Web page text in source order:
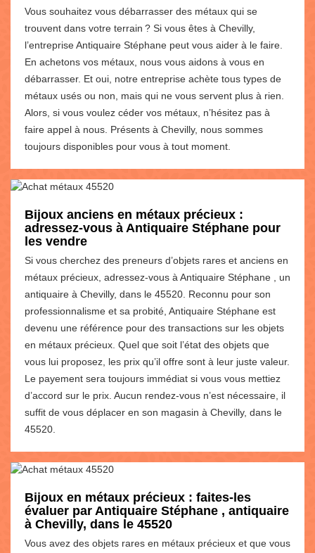
Vous souhaitez vous débarrasser des métaux qui se
trouvent dans votre terrain ? Si vous êtes à Chevilly,
l’entreprise Antiquaire Stéphane peut vous aider à le faire.
En achetons vos métaux, nous vous aidons à vous en
débarrasser. Et oui, notre entreprise achète tous types de
métaux usés ou non, mais qui ne vous servent plus à rien.
Alors, si vous voulez céder vos métaux, n’hésitez pas à
faire appel à nous. Présents à Chevilly, nous sommes
toujours disponibles pour vous à tout moment.
Bijoux anciens en métaux précieux :
adressez-vous à Antiquaire Stéphane pour
les vendre
Si vous cherchez des preneurs d’objets rares et anciens en
métaux précieux, adressez-vous à Antiquaire Stéphane , un
antiquaire à Chevilly, dans le 45520. Reconnu pour son
professionnalisme et sa probité, Antiquaire Stéphane est
devenu une référence pour des transactions sur les objets
en métaux précieux. Quel que soit l’état des objets que
vous lui proposez, les prix qu’il offre sont à leur juste valeur.
Le payement sera toujours immédiat si vous vous mettiez
d’accord sur le prix. Aucun rendez-vous n’est nécessaire, il
suffit de vous déplacer en son magasin à Chevilly, dans le
45520.
Bijoux en métaux précieux : faites-les
évaluer par Antiquaire Stéphane , antiquaire
à Chevilly, dans le 45520
Vous avez des objets rares en métaux précieux et que vous